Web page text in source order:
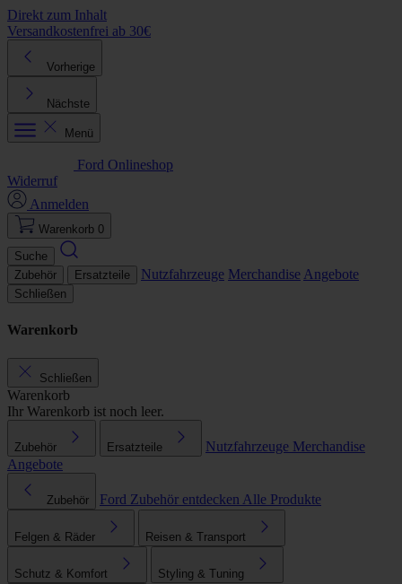
Direkt zum Inhalt
Versandkostenfrei ab 30€
Vorherige
Nächste
Menü
Ford Onlineshop
Widerruf
Anmelden
Warenkorb 0
Suche
Zubehör
Ersatzteile Nutzfahrzeuge Merchandise Angebote
Schließen
Warenkorb
Schließen
Warenkorb
Ihr Warenkorb ist noch leer.
Zubehör Ersatzteile Nutzfahrzeuge Merchandise
Angebote
Zubehör Ford Zubehör entdecken Alle Produkte
Felgen & Räder Reisen & Transport
Schutz & Komfort Styling & Tuning